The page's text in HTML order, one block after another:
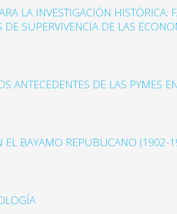
LA INVESTIGACIÓN HISTÓRICA:
SUPERVIVENCIA DE LAS
ANTECEDENTES DE LAS PYMES
EL BAYAMO REPUBLICANO (1902-